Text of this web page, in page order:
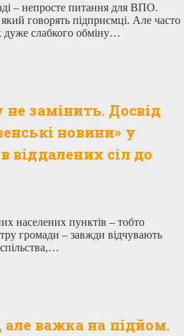
– непросте питання для ВПО.
говорять підприємці. Але часто
дуже слабкого обміну…
замінить. Досвід
новини» у
віддалених сіл до
населених пунктів – тобто
громади – завжди відчувають
важка на підйом.